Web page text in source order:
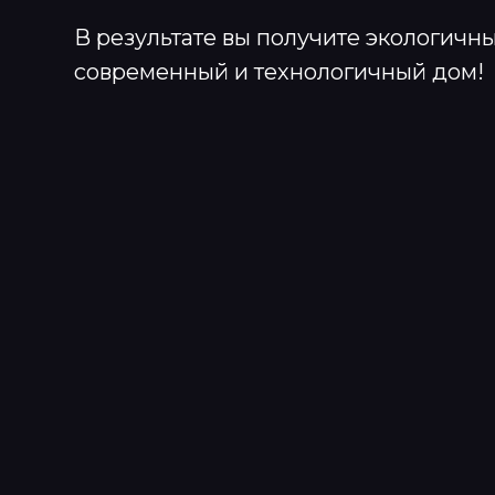
В результате вы получите
современный и технологичный дом!